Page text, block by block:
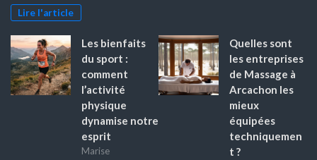
Lire l'article
Les bienfaits
du sport :
comment
l’activité
physique
dynamise notre
esprit
Marise
Quelles sont
les entreprises
de Massage à
Arcachon les
mieux
équipées
techniquemen
t ?